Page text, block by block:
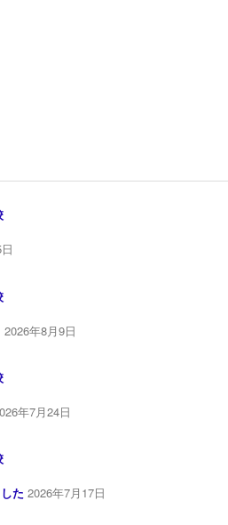
2026年8月9日
年7月24日
た 2026年7月17日